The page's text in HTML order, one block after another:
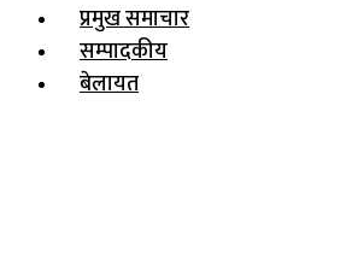
प्रमुख समाचार
सम्पादकीय
बेलायत